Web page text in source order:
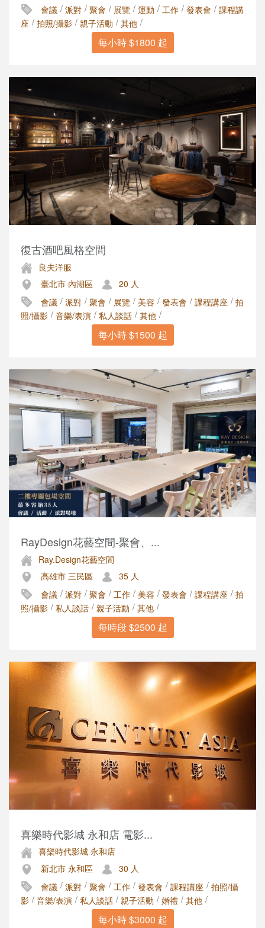
會議 / 派對 / 聚會 / 展覽 / 運動 / 工作 / 發表會 / 課程講
座 / 拍照/攝影 / 親子活動 / 其他 /
每小時 $1800 起
復古酒吧風格空間
良夫洋服
臺北市 內湖區
20 人
會議 / 派對 / 聚會 / 展覽 / 美容 / 發表會 / 課程講座 / 拍
照/攝影 / 音樂/表演 / 私人談話 / 其他 /
每小時 $1500 起
RayDesign花藝空間-聚會、...
Ray.Design花藝空間
高雄市 三民區
35 人
會議 / 派對 / 聚會 / 工作 / 美容 / 發表會 / 課程講座 / 拍
照/攝影 / 私人談話 / 親子活動 / 其他 /
每時段 $2500 起
喜樂時代影城 永和店 電影...
喜樂時代影城 永和店
新北市 永和區
30 人
會議 / 派對 / 聚會 / 工作 / 發表會 / 課程講座 / 拍照/攝
影 / 音樂/表演 / 私人談話 / 親子活動 / 婚禮 / 其他 /
每小時 $3000 起